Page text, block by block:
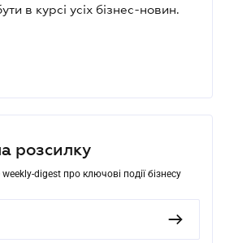
в курсі усіх бізнес-новин.
розсилку
digest про ключові події бізнесу